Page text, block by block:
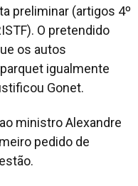
preliminar (artigos 4º
O pretendido
os autos
igualmente
Gonet.
ministro Alexandre
pedido de